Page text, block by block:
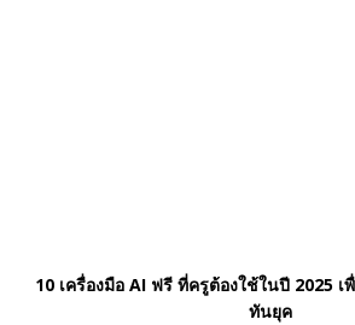
10 เครื่องมือ AI ฟรี ที่ครูต้องใช้ในปี 2025
ทันยุค